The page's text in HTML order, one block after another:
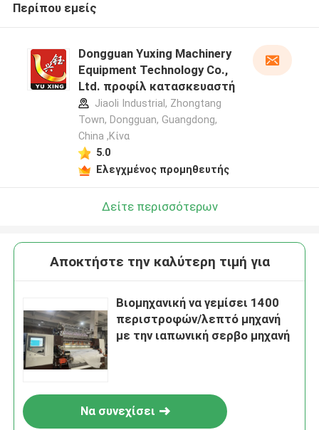
Περίπου εμείς
Dongguan Yuxing Machinery
Equipment Technology Co.,
Ltd. προφίλ κατασκευαστή
Jiaoli Industrial, Zhongtang
Town, Dongguan, Guangdong,
China ,Κίνα
5.0
Ελεγχμένος προμηθευτής
Δείτε περισσότερων
Αποκτήστε την καλύτερη τιμή για
Βιομηχανική να γεμίσει 1400
περιστροφών/λεπτό μηχανή
με την ιαπωνική σερβο μηχανή
Να συνεχίσει